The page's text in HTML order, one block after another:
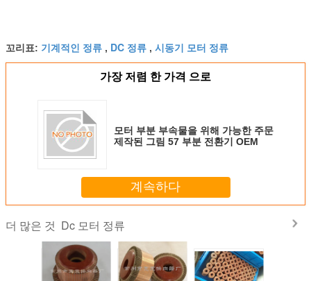
꼬리표: 기계적인 정류 , DC 정류 , 시동기 모터 정류
가장 저렴 한 가격 으로
모터 부분 부속물을 위해 가능한 주문
제작된 그림 57 부분 전환기 OEM
계속하다
더 많은 것 Dc 모터 정류